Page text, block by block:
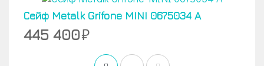
Сейф Metalk Grifone MINI 0675034 A
445 400